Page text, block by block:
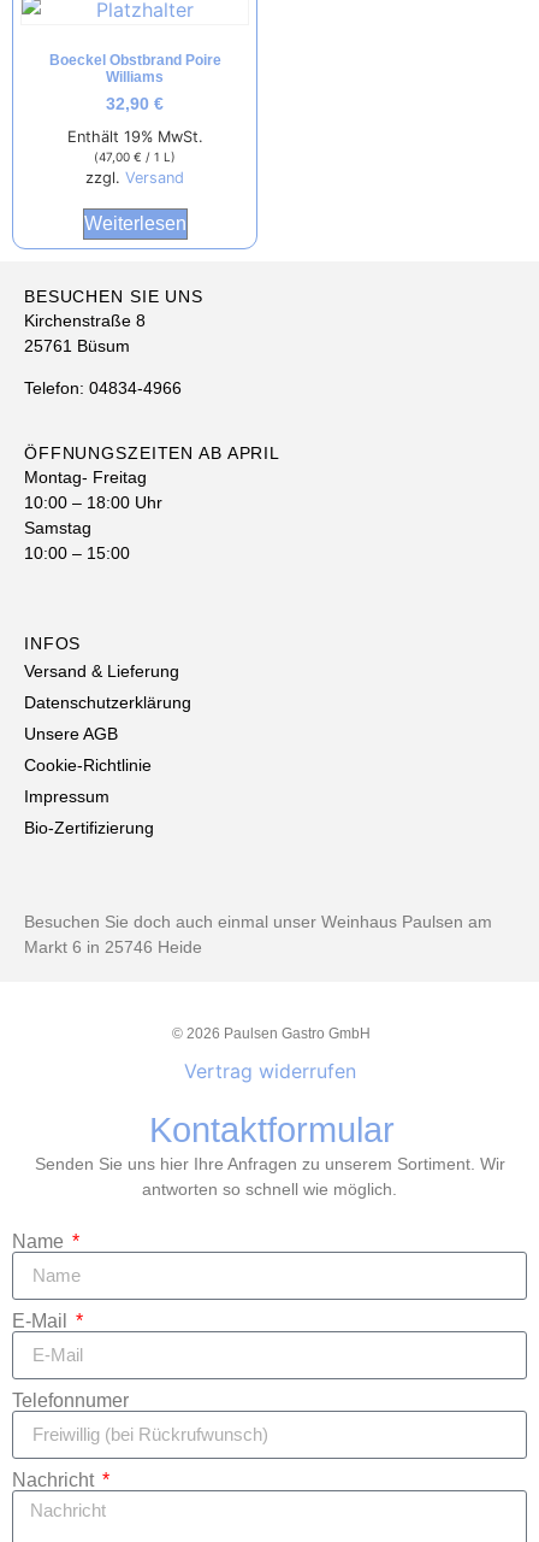
Boeckel Obstbrand Poire
Williams
32,90 €
Enthält 19% MwSt.
(47,00 € / 1 L)
zzgl. Versand
Weiterlesen
BESUCHEN SIE UNS
Kirchenstraße 8
25761 Büsum
Telefon: 04834-4966
ÖFFNUNGSZEITEN AB APRIL
Montag- Freitag
10:00 – 18:00 Uhr
Samstag
10:00 – 15:00
INFOS
Versand & Lieferung
Datenschutzerklärung
Unsere AGB
Cookie-Richtlinie
Impressum
Bio-Zertifizierung
Besuchen Sie doch auch einmal unser Weinhaus Paulsen am
Markt 6 in 25746 Heide
© 2026 Paulsen Gastro GmbH
Vertrag widerrufen
Kontaktformular
Senden Sie uns hier Ihre Anfragen zu unserem Sortiment. Wir
antworten so schnell wie möglich.
Name
E-Mail
Telefonnumer
Nachricht